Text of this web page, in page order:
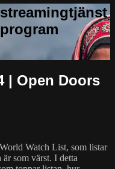
| Open Doors
Watch List, som listar
som värst. I detta